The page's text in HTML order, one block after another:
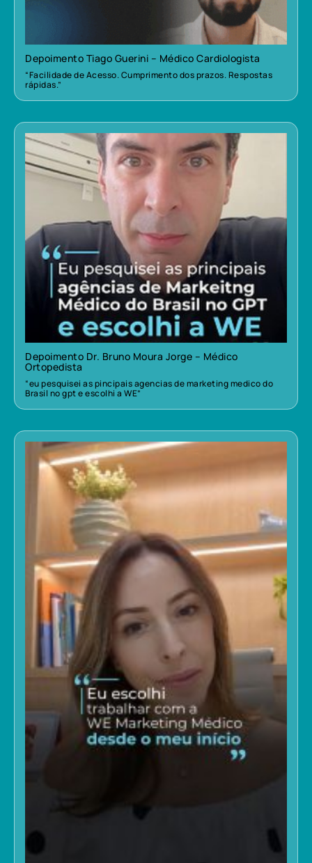
Depoimento Tiago Guerini – Médico Cardiologista
“Facilidade de Acesso. Cumprimento dos prazos. Respostas
rápidas.”
Depoimento Dr. Bruno Moura Jorge – Médico
Ortopedista
“eu pesquisei as pincipais agencias de marketing medico do
Brasil no gpt e escolhi a WE”